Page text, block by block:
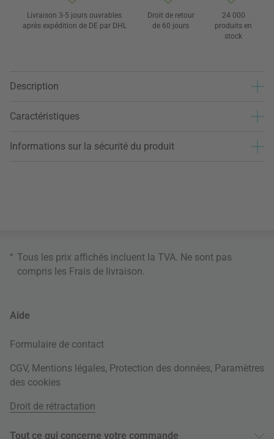
Livraison 3-5 jours ouvrables
après expédition de DE par DHL
Droit de retour
de 60 jours
24 000
produits en
stock
Description
Caractéristiques
Informations sur la sécurité du produit
* Tous les prix affichés incluent la TVA. Ne sont pas
compris les Frais de livraison
Aide
Formulaire de contact
CGV, Mentions légales, Protection des données, Paramètres
des cookies
Droit de rétractation
Tout ce qui concerne votre commande